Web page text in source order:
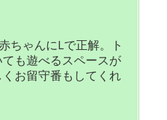
ちゃんにLで正解。ト
も遊べるスペースが
お留守番もしてくれ